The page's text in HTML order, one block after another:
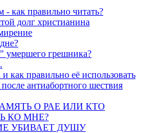
как правильно читать?
долг христианина
умершего грешника?
и как правильно её использовать
антиабортного шествия
О РАЕ ИЛИ КТО
КО МНЕ?
УБИВАЕТ ДУШУ